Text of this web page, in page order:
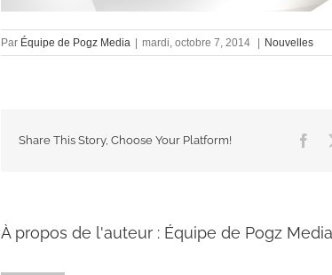
Par Équipe de Pogz Media | mardi, octobre 7, 2014 | Nouvelles
Share This Story, Choose Your Platform!
À propos de l'auteur : Équipe de Pogz Media